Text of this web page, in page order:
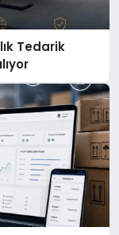
Tedarik